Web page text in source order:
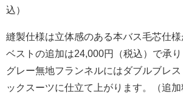
込）
縫製仕様は立体感のある本バス毛芯仕様
ベストの追加は24,000円（税込）で承
グレー無地フランネルにはダブルブレ
ックスーツに仕立て上がります。（追